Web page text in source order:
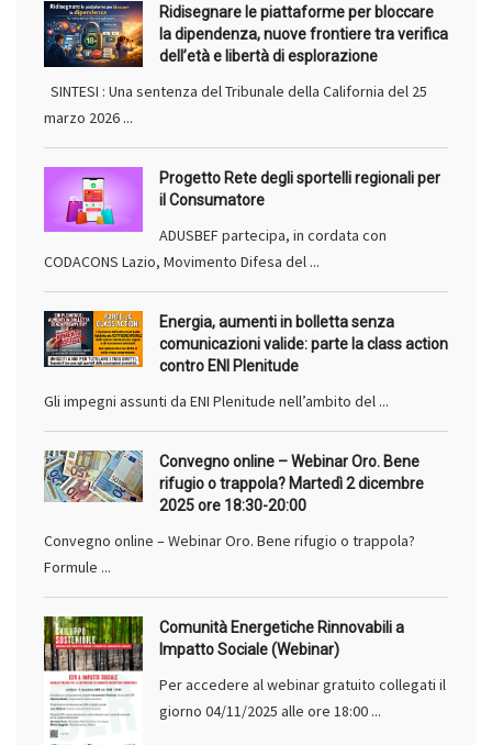
Ridisegnare le piattaforme per bloccare
la dipendenza, nuove frontiere tra verifica
dell’età e libertà di esplorazione
SINTESI : Una sentenza del Tribunale della California del 25
marzo 2026 ...
Progetto Rete degli sportelli regionali per
il Consumatore
ADUSBEF partecipa, in cordata con
CODACONS Lazio, Movimento Difesa del ...
Energia, aumenti in bolletta senza
comunicazioni valide: parte la class action
contro ENI Plenitude
Gli impegni assunti da ENI Plenitude nell’ambito del ...
Convegno online – Webinar Oro. Bene
rifugio o trappola? Martedì 2 dicembre
2025 ore 18:30-20:00
Convegno online – Webinar Oro. Bene rifugio o trappola?
Formule ...
Comunità Energetiche Rinnovabili a
Impatto Sociale (Webinar)
Per accedere al webinar gratuito collegati il
giorno 04/11/2025 alle ore 18:00 ...